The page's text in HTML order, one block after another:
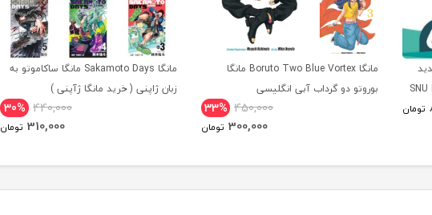
تومان
مانگا Boruto Two Blue Vortex مانگا
بوروتو دو گرداب آبی انگلیسی
33% 450,000
300,000 تومان
مانگا Sakamoto Days مانگا ساکاموتو به
زبان ژاپنی ( خرید مانگا ژآپنی )
30% 440,000
310,000 تومان